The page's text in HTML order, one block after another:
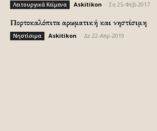
Λειτουργικά Κείμενα Askitikon Σα 25-Φεβ-2017
Πορτοκαλόπιτα αρωματική και νηστίσιμη
Νηστίσιμα Askitikon Δε 22-Απρ-2019